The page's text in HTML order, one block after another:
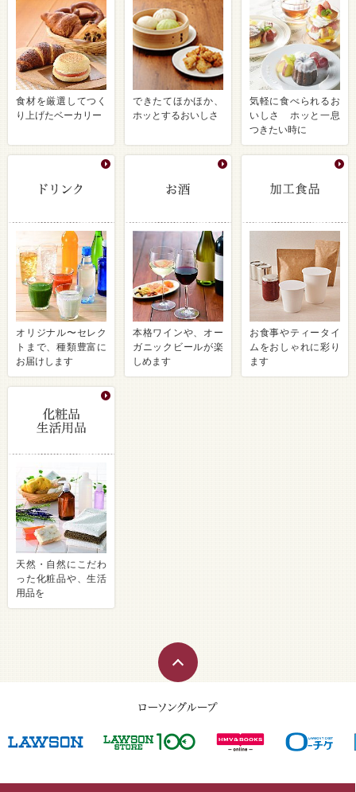
食材を厳選してつく
り上げたベーカリー
できたてほかほか、
ホッとするおいしさ
気軽に食べられるお
いしさ ホッと一息
つきたい時に
オリジナル〜セレク
トまで、種類豊富に
お届けします
本格ワインや、オー
ガニックビールが楽
しめます
お食事やティータイ
ムをおしゃれに彩り
ます
天然・自然にこだわ
った化粧品や、生活
用品を